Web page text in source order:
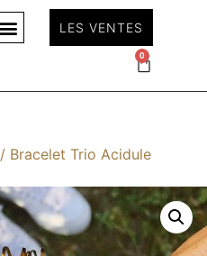
LES VENTES
0
/ Bracelet Trio Acidule